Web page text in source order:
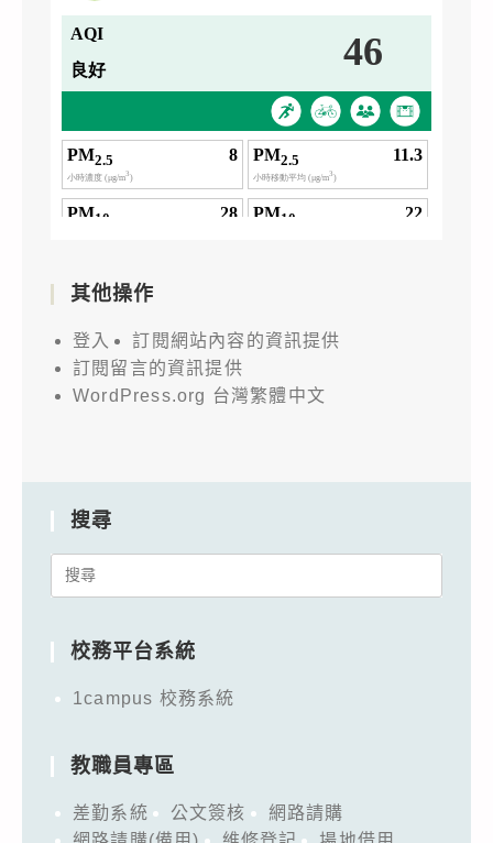
其他操作
登入
訂閱網站內容的資訊提供
訂閱留言的資訊提供
WordPress.org 台灣繁體中文
搜尋
Search
校務平台系統
1campus 校務系統
教職員專區
差勤系統 公文簽核
網路請購